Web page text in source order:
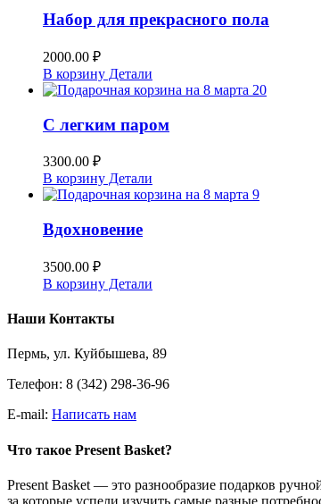
Набор для прекрасного пола
2000.00 ₽
В корзину Детали
С легким паром
3300.00 ₽
В корзину Детали
Вдохновение
3500.00 ₽
В корзину Детали
Наши Контакты
Пермь, ул. Куйбышева, 89
Телефон: 8 (342) 298-36-96
E-mail: Написать нам
Что такое Present Basket?
Present Basket — это разнообразие подарков
за которые успели изучить самые разные